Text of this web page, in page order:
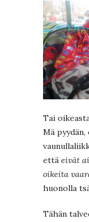
Tai
Mä
että eivät
oikeita
huonolla
Tähän